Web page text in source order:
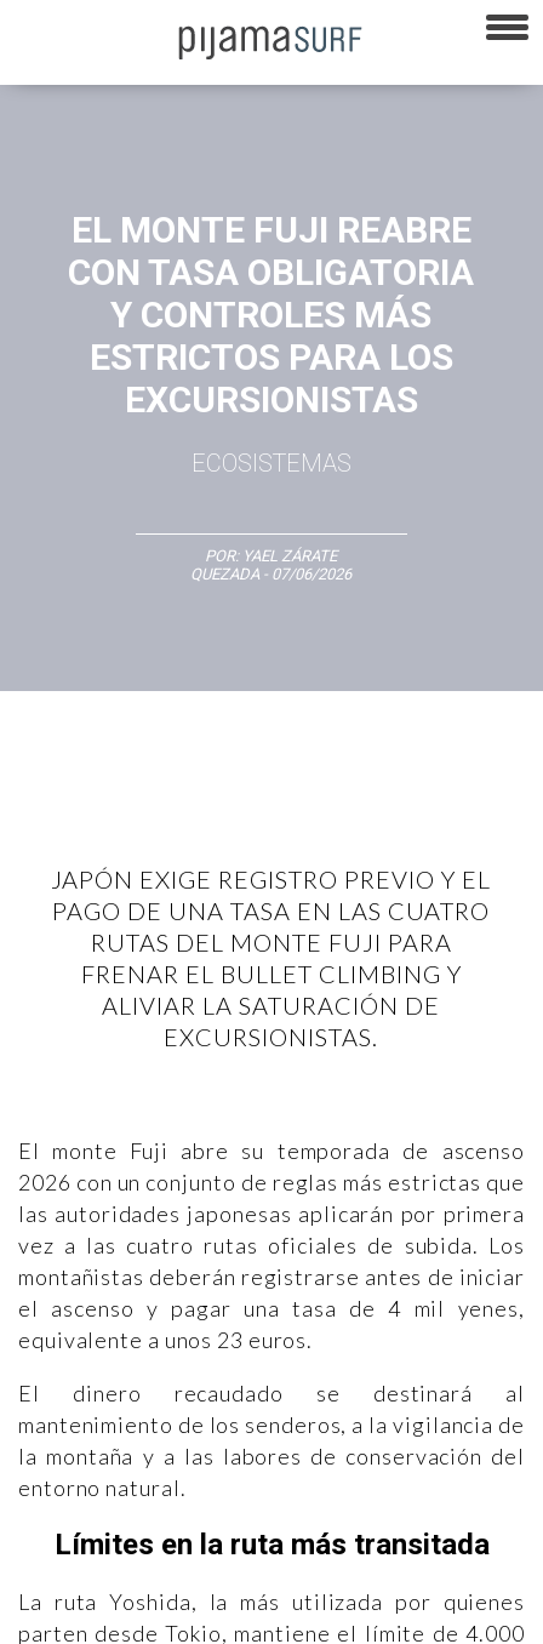
EL MONTE FUJI REABRE
CON TASA OBLIGATORIA
Y CONTROLES MÁS
ESTRICTOS PARA LOS
EXCURSIONISTAS
ECOSISTEMAS
POR: YAEL ZÁRATE
QUEZADA - 07/06/2026
JAPÓN EXIGE REGISTRO PREVIO Y EL
PAGO DE UNA TASA EN LAS CUATRO
RUTAS DEL MONTE FUJI PARA
FRENAR EL BULLET CLIMBING Y
ALIVIAR LA SATURACIÓN DE
EXCURSIONISTAS.
El monte Fuji abre su temporada de ascenso
2026 con un conjunto de reglas más estrictas que
las autoridades japonesas aplicarán por primera
vez a las cuatro rutas oficiales de subida. Los
montañistas deberán registrarse antes de iniciar
el ascenso y pagar una tasa de 4 mil yenes,
equivalente a unos 23 euros.
El dinero recaudado se destinará al
mantenimiento de los senderos, a la vigilancia de
la montaña y a las labores de conservación del
entorno natural.
Límites en la ruta más transitada
La ruta Yoshida, la más utilizada por quienes
parten desde Tokio, mantiene el límite de 4.000